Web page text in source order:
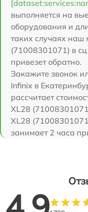
выполняется на
оборудования и
таких случаях наш
(71008301071) в
привезет обратно.
Закажите звонок
Infinix в
рассчитает
XL28
XL28
занимает 2 часа